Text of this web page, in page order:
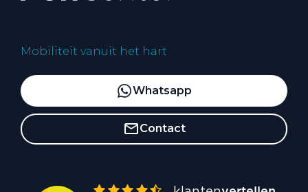
Mobiliteit vanuit het hart
Whatsapp
Contact